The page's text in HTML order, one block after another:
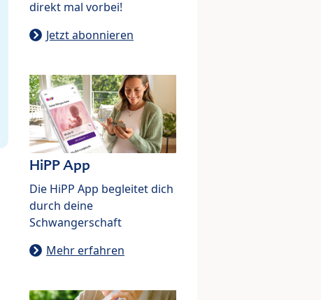
direkt mal vorbei!
Jetzt abonnieren
HiPP App
Die HiPP App begleitet dich
durch deine
Schwangerschaft
Mehr erfahren